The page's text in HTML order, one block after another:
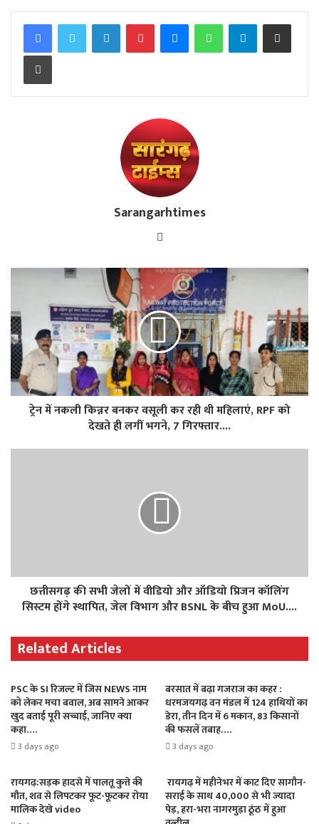
FacebookTwitterLinkedInPinterestMessengerWhatsAppTelegramShare via Email
Print
Sarangarhtimes
Website
ट्रेन में नकली किन्नर बनकर वसूली कर रही थी महिलाएं, RPF को
देखते ही लगीं भगने, 7 गिरफ्तार....
छत्तीसगढ़ की सभी जेलों में वीडियो और ऑडियो प्रिजन कॉलिंग
सिस्टम होंगे स्थापित, जेल विभाग और BSNL के बीच हुआ MoU....
Related Articles
PSC के SI रिजल्ट में जिस NEWS नाम
को लेकर मचा बवाल, अब सामने आकर
खुद बताई पूरी सच्चाई, जानिए क्या
कहा….
3 days ago
बरसात में बढ़ा गजराज का कहर :
धरमजयगढ़ वन मंडल में 124 हाथियों का
डेरा, तीन दिन में 6 मकान, 83 किसानों
की फसलें तबाह….
3 days ago
रायगढ़:सड़क हादसे में पालतू कुत्ते की
मौत, शव से लिपटकर फूट-फूटकर रोया
मालिक देखे video
रायगढ़ में महीनेभर में काट दिए सागौन-
सराई के साथ 40,000 से भी ज्यादा
पेड़, हरा-भरा नागरमुड़ा ठूंठ में हुआ